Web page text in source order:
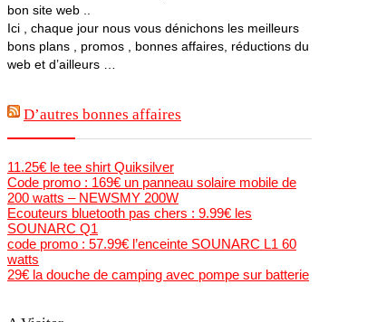
bon site web ..
Ici , chaque jour nous vous dénichons les meilleurs
bons plans , promos , bonnes affaires, réductions du
web et d’ailleurs …
D’autres bonnes affaires
11.25€ le tee shirt Quiksilver
Code promo : 169€ un panneau solaire mobile de
200 watts – NEWSMY 200W
Ecouteurs bluetooth pas chers : 9.99€ les
SOUNARC Q1
code promo : 57.99€ l’enceinte SOUNARC L1 60
watts
29€ la douche de camping avec pompe sur batterie